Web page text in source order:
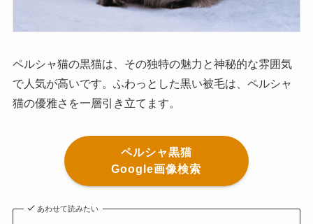
ペルシャ猫の黒猫は、その独特の魅力と神秘的な雰囲気
で人気が高いです。ふわっとした黒い被毛は、ペルシャ
猫の優雅さを一層引き立てます。
ペルシャ黒猫
Google画像検索
あわせて読みたい